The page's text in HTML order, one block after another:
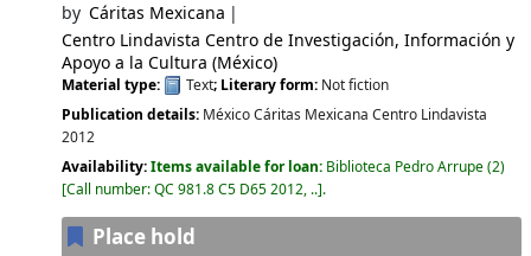
by Cáritas Mexicana
Centro Lindavista Centro de Investigación, Información y
Apoyo a la Cultura (México)
Material type: Text; Literary form: Not fiction
Publication details: MéxicoCáritas Mexicana Centro Lindavista
2012
Availability:Items available for loan: Biblioteca Pedro Arrupe(2)
Call number:QC 981.8 C5 D65 2012, .. .
Place hold